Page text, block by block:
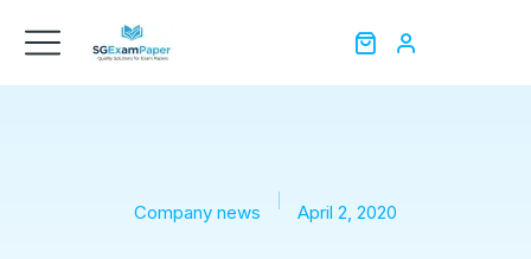
Company news April 2, 2020